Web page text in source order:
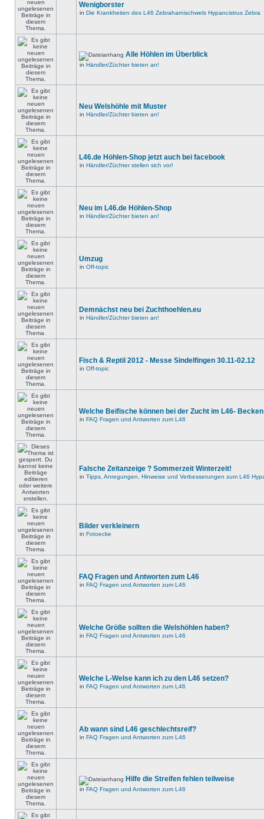
Wenigborster
in Die Krankheiten des L46 Zebraharnischwels Hypancistrus Zebra
Alle Höhlen im Überblick
in Händler/Züchter bieten an!
Neu Welshöhle mit Muster
in Händler/Züchter bieten an!
L46.de Höhlen-Shop jetzt auch bei facebook
in Händler/Züchter stellen sich vor!
Neu im L46.de Höhlen-Shop
in Händler/Züchter bieten an!
Umzug
in Off-topic
Demnächst neu bei Zuchthoehlen.eu
in Händler/Züchter bieten an!
Fisch & Reptil 2012 - Messe Sindelfingen 30.11-02.12
in Off-topic
Welche Beifische können bei der Zucht im L46-
in FAQ Fragen und Antworten zum L46
Falsche Zeitanzeige ? Sommerzeit Winterzeit!
in Tipps, Anregungen, Hinweise und Verbesserungen zum L46
Bilder verkleinern
in Fotoecke
FAQ Fragen und Antworten zum L46
in FAQ Fragen und Antworten zum L46
Welche Größe sollten die Welshöhlen haben?
in FAQ Fragen und Antworten zum L46
Welche L-Welse kann ich zu den L46 setzen?
in FAQ Fragen und Antworten zum L46
Ab wann sind L46 geschlechtsreif?
in FAQ Fragen und Antworten zum L46
Hilfe die Streifen fehlen teilweise
in FAQ Fragen und Antworten zum L46